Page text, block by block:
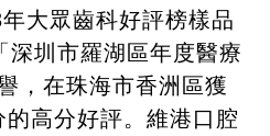
大眾齒科好評榜樣品
深圳市羅湖區年度醫療
，在珠海市香洲區獲
高分好評。維港口腔